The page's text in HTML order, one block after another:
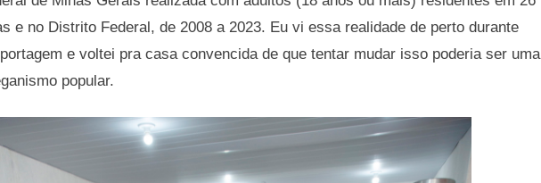
e no Distrito Federal, de 2008 a 2023. Eu vi essa realidade de perto durante
e voltei pra casa convencida de que tentar mudar isso poderia ser uma
popular.